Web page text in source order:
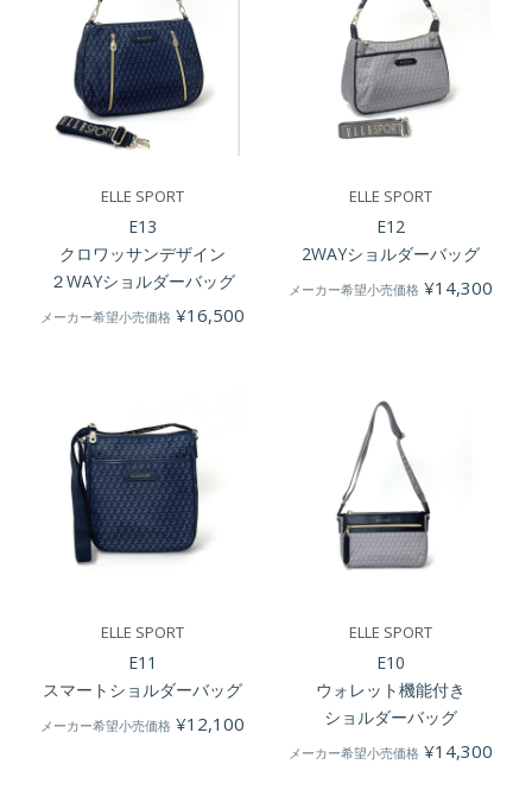
ELLE SPORT
E13
クロワッサンデザイン
２WAYショルダーバッグ
メーカー希望小売価格 ¥16,500
ELLE SPORT
E12
2WAYショルダーバッグ
メーカー希望小売価格 ¥14,300
ELLE SPORT
E11
スマートショルダーバッグ
メーカー希望小売価格 ¥12,100
ELLE SPORT
E10
ウォレット機能付き
ショルダーバッグ
メーカー希望小売価格 ¥14,300